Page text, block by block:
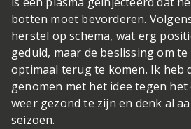
botten moet bevorderen.
herstel op schema, wat erg
geduld, maar de beslissing om
optimaal terug te komen. Ik heb
genomen met het idee tegen
weer gezond te zijn en denk al
seizoen.